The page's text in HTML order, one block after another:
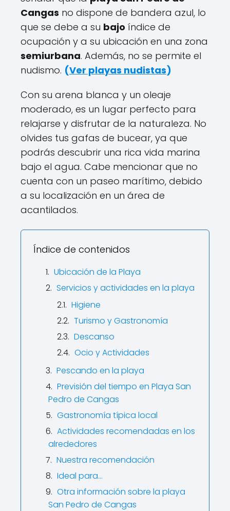
Cangas no dispone de bandera azul, lo
que se debe a su bajo índice de
ocupación y a su ubicación en una zona
semiurbana. Además, no se permite el
nudismo. (Ver playas nudistas)
Con su arena blanca y un oleaje
moderado, es un lugar perfecto para
relajarse y disfrutar de la naturaleza. No
olvides tus gafas de bucear, ya que
podrás descubrir una rica vida marina
bajo el agua. Cabe mencionar que no
cuenta con un paseo marítimo, debido
a su localización en un área de
acantilados.
Índice de contenidos
Ubicación de la Playa
Servicios y actividades en la playa
Higiene
Turismo y Gastronomía
Descanso
Ocio y Actividades
Pescando en la playa
Previsión del tiempo en Playa San
Pedro de Cangas
Gastronomía típica local
Actividades recomendadas en los
alrededores
Nuestra recomendación
Ideal para…
Otra información sobre la playa
San Pedro de Cangas